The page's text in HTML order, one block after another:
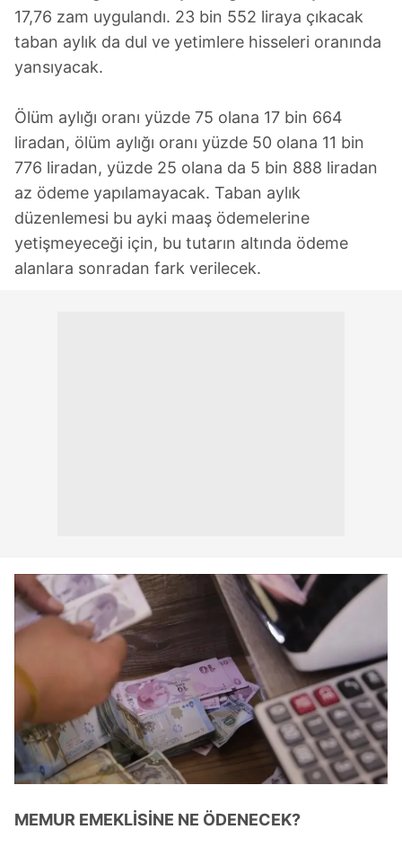
17,76 zam uygulandı. 23 bin 552 liraya çıkacak
taban aylık da dul ve yetimlere hisseleri oranında
yansıyacak.
Ölüm aylığı oranı yüzde 75 olana 17 bin 664
liradan, ölüm aylığı oranı yüzde 50 olana 11 bin
776 liradan, yüzde 25 olana da 5 bin 888 liradan
az ödeme yapılamayacak. Taban aylık
düzenlemesi bu ayki maaş ödemelerine
yetişmeyeceği için, bu tutarın altında ödeme
alanlara sonradan fark verilecek.
MEMUR EMEKLİSİNE NE ÖDENECEK?